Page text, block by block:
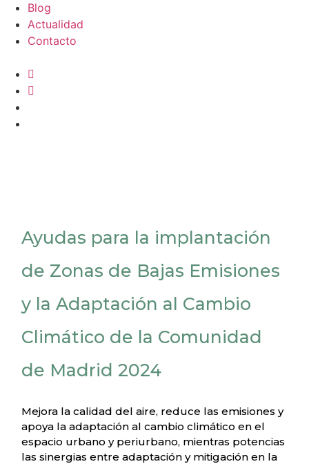
Blog
Actualidad
Contacto
Ayudas para la implantación
de Zonas de Bajas Emisiones
y la Adaptación al Cambio
Climático de la Comunidad
de Madrid 2024
Mejora la calidad del aire, reduce las emisiones y
apoya la adaptación al cambio climático en el
espacio urbano y periurbano, mientras potencias
las sinergias entre adaptación y mitigación en la